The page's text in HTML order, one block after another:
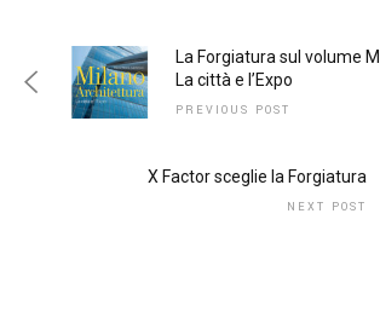
La Forgiatura sul volume
La città e l’Expo
PREVIOUS POST
X Factor sceglie la Forgiatura
NEXT POST